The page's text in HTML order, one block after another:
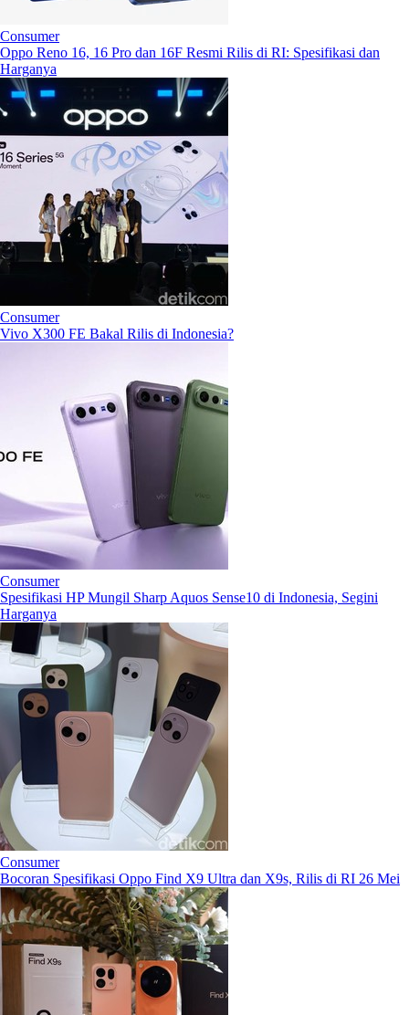
Consumer
Oppo Reno 16, 16 Pro dan 16F Resmi Rilis di RI: Spesifikasi dan
Harganya
Consumer
Vivo X300 FE Bakal Rilis di Indonesia?
Consumer
Spesifikasi HP Mungil Sharp Aquos Sense10 di Indonesia, Segini
Harganya
Consumer
Bocoran Spesifikasi Oppo Find X9 Ultra dan X9s, Rilis di RI 26 Mei